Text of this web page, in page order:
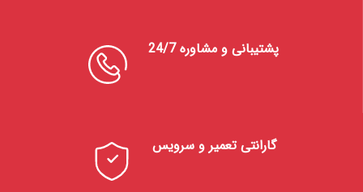
پشتیبانی و مشاوره 24/7
گارانتی تعمیر و سرویس